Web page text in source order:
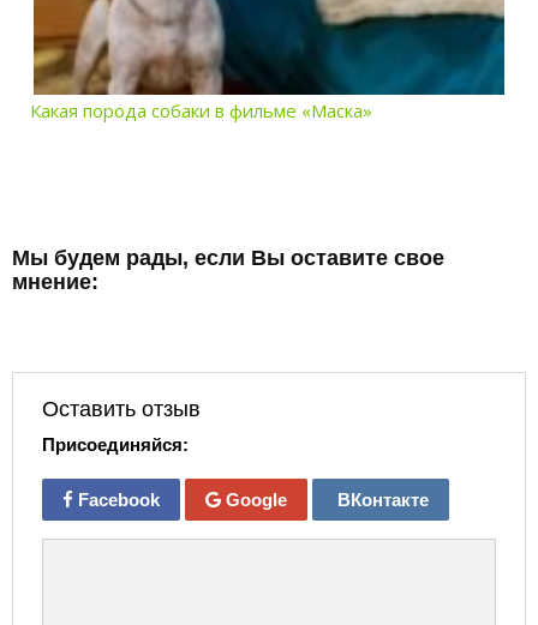
Какая порода собаки в фильме «Маска»
Мы будем рады, если Вы оставите свое
мнение:
Оставить отзыв
Присоединяйся:
Facebook Google ВКонтакте